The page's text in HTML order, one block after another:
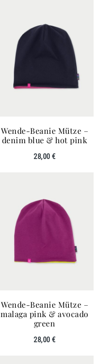
Wende-Beanie Mütze –
denim blue & hot pink
28,00€
Wende-Beanie Mütze –
malaga pink & avocado
green
28,00€